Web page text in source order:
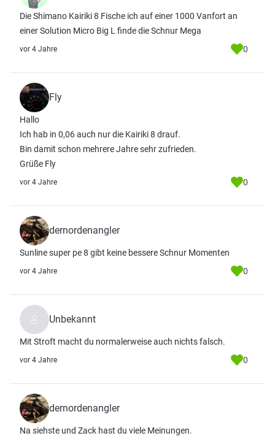
Die Shimano Kairiki 8 Fische ich auf einer 1000 Vanfort an
einer Solution Micro Big L finde die Schnur Mega
vor 4 Jahre 0
Fly
Hallo
Ich hab in 0,06 auch nur die Kairiki 8 drauf.
Bin damit schon mehrere Jahre sehr zufrieden.
Grüße Fly
vor 4 Jahre 0
dernordenangler
Sunline super pe 8 gibt keine bessere Schnur Momenten
vor 4 Jahre 0
Unbekannt
Mit Stroft macht du normalerweise auch nichts falsch.
vor 4 Jahre 0
dernordenangler
Na siehste und Zack hast du viele Meinungen.